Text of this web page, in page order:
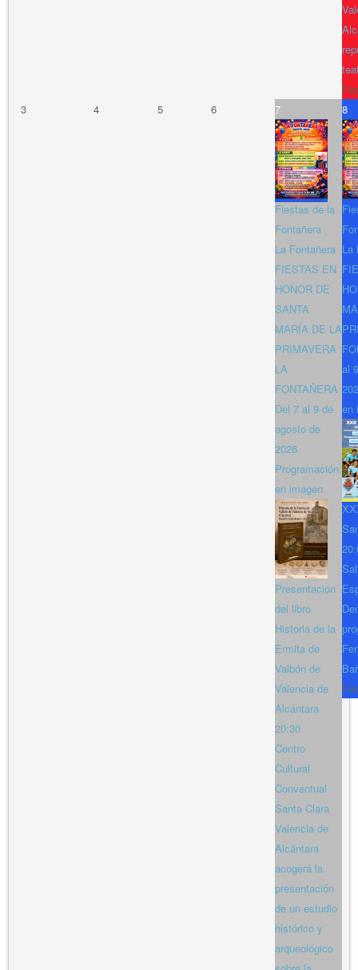
3
4 5 6 7
Fiestas de la
Fontañera
La Fontañera
FIESTAS EN
HONOR DE
SANTA
MARÍA DE LA
PRIMAVERA
LA
FONTAÑERA
Del 7 al 9 de
agosto de
2026
Programación
en imagen
Presentación
del libro
Historia de la
Ermita de
Valbón de
Valencia de
Alcántara
20:30
Centro
Cultural
Conventual
Santa Clara
Valencia de
Alcántara
acogerá la
presentación
de un estudio
histórico y
arqueológico
8
La
al
en